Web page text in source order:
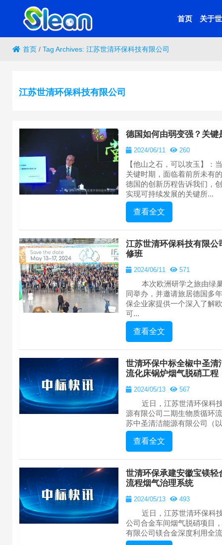
首页 关于
首页/ Tag Archives: 江苏世清环保科技有限公司
江苏世清环保科技有限公司
德国如何由弱变强？关键
2024/06/11 260
【他山之石，可以攻玉】：
关键时期，面临着前所未有
德国的创新历程告诉我们，
实现可持续发展的关键所...
查看全文
江苏世清环保科技有限
修班
2024/06/11 571
本次欧洲研学之旅由绿巢
同举办，并邀请旅居德国多
保企业家提供一个深入了解
可...
查看全文
世清环保中标全椒中圣
流化床锅炉烟气脱硝工程
2024/05/13 567
近日，江苏世清环保科技
源有限公司二期生物质循环
苏中圣清洁能源有限公司（
查看全文
世清环保承建安徽宝镁
流程烟气治理系统
2024/05/13 493
近日，江苏世清环保科技
公司合金车间烟气脱硝项目
有限公司镁合金深度利用全